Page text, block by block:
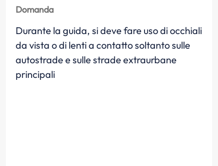
Domanda
Durante la guida, si deve fare uso di occhiali
da vista o di lenti a contatto soltanto sulle
autostrade e sulle strade extraurbane
principali